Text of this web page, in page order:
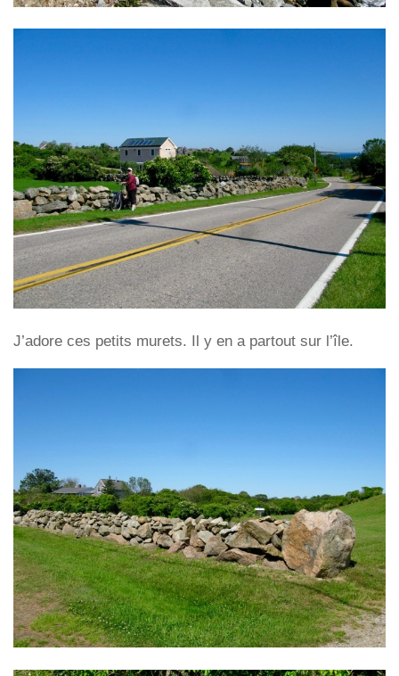
J’adore ces petits murets. Il y en a partout sur l’île.